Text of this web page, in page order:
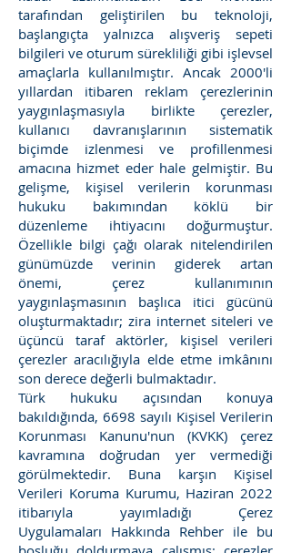
tarafından geliştirilen bu teknoloji,
başlangıçta yalnızca alışveriş sepeti
bilgileri ve oturum sürekliliği gibi işlevsel
amaçlarla kullanılmıştır. Ancak 2000'li
yıllardan itibaren reklam çerezlerinin
yaygınlaşmasıyla birlikte çerezler,
kullanıcı davranışlarının sistematik
biçimde izlenmesi ve profillenmesi
amacına hizmet eder hale gelmiştir. Bu
gelişme, kişisel verilerin korunması
hukuku bakımından köklü bir
düzenleme ihtiyacını doğurmuştur.
Özellikle bilgi çağı olarak nitelendirilen
günümüzde verinin giderek artan
önemi, çerez kullanımının
yaygınlaşmasının başlıca itici gücünü
oluşturmaktadır; zira internet siteleri ve
üçüncü taraf aktörler, kişisel verileri
çerezler aracılığıyla elde etme imkânını
son derece değerli bulmaktadır.
Türk hukuku açısından konuya
bakıldığında, 6698 sayılı Kişisel Verilerin
Korunması Kanunu'nun (KVKK) çerez
kavramına doğrudan yer vermediği
görülmektedir. Buna karşın Kişisel
Verileri Koruma Kurumu, Haziran 2022
itibarıyla yayımladığı Çerez
Uygulamaları Hakkında Rehber ile bu